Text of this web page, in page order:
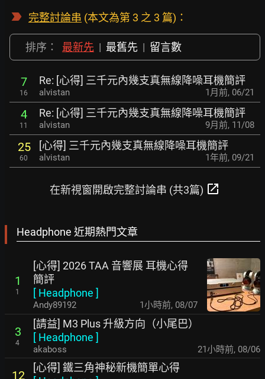
完整討論串 (本文為第 3 之 3 篇)：
排序： 最新先 | 最舊先 | 留言數
7
16
Re: [心得] 三千元內幾支真無線降噪耳機簡評
alvistan 1月前, 06/21
4
11
Re: [心得] 三千元內幾支真無線降噪耳機簡評
alvistan 9月前, 11/08
25
60
[心得] 三千元內幾支真無線降噪耳機簡評
alvistan 1年前, 09/21
在新視窗開啟完整討論串 (共3篇) open_in_new
Headphone 近期熱門文章
1
1
[心得] 2026 TAA 音響展 耳機心得
簡評
[ Headphone ]
Andy89192 1小時前, 08/07
3
4
[請益] M3 Plus 升級方向（小尾巴）
[ Headphone ]
akaboss 21小時前, 08/06
12
[心得] 鐵三角神秘新機簡單心得